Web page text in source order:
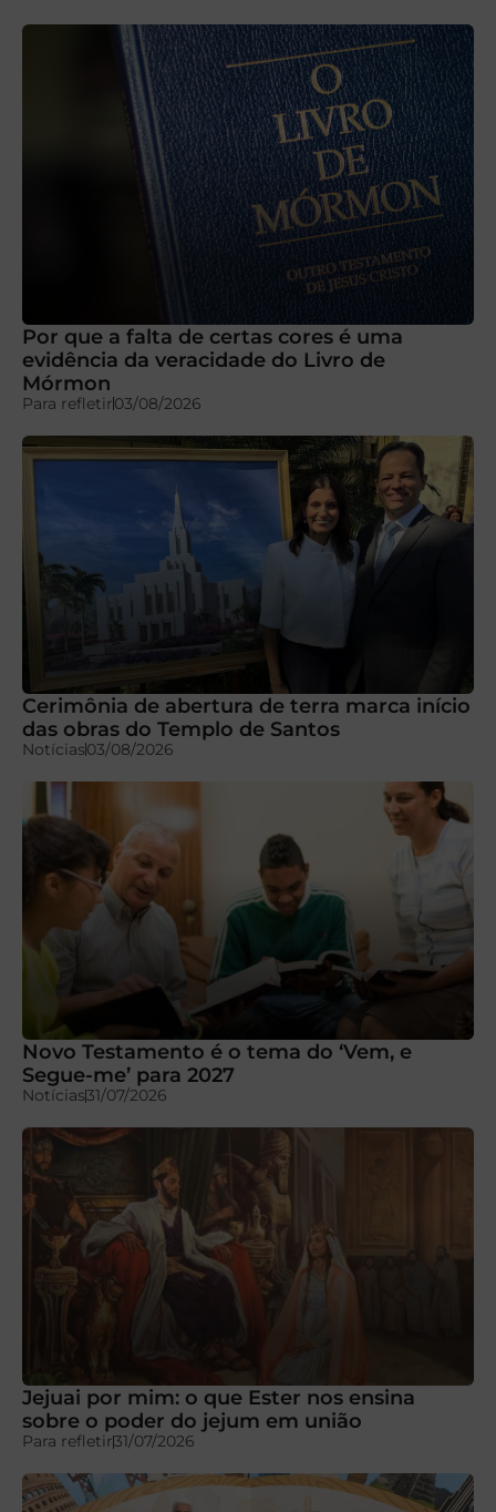
Por que a falta de certas cores é uma
evidência da veracidade do Livro de
Mórmon
Para refletir03/08/2026
Cerimônia de abertura de terra marca início
das obras do Templo de Santos
Notícias03/08/2026
Novo Testamento é o tema do ‘Vem, e
Segue-me’ para 2027
Notícias31/07/2026
Jejuai por mim: o que Ester nos ensina
sobre o poder do jejum em união
Para refletir31/07/2026